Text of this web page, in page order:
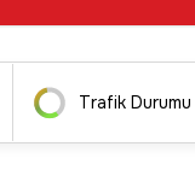
Trafik Durumu